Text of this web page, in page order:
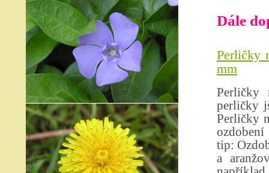
Dále
Perličky
mm
Perličky
perličky
Perličky
tip:
a